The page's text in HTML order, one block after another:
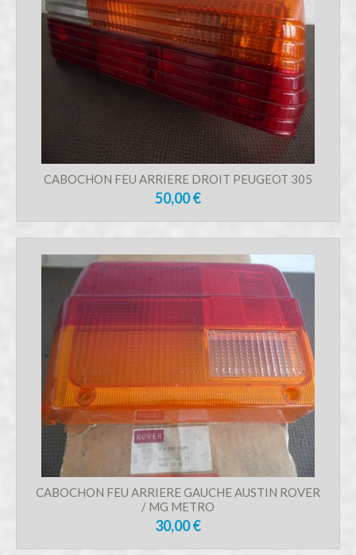
CABOCHON FEU ARRIERE DROIT PEUGEOT 305
50,00 €
CABOCHON FEU ARRIERE GAUCHE AUSTIN ROVER
/ MG METRO
30,00 €